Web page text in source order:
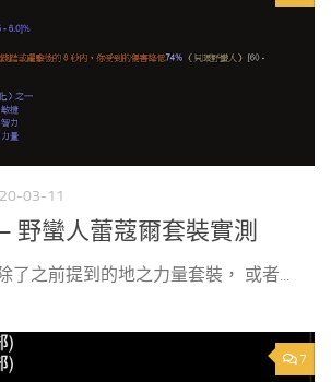
03-11
野蠻人蕾蔻爾套裝實測
了之前提到的地之力量套裝， 或者...
7